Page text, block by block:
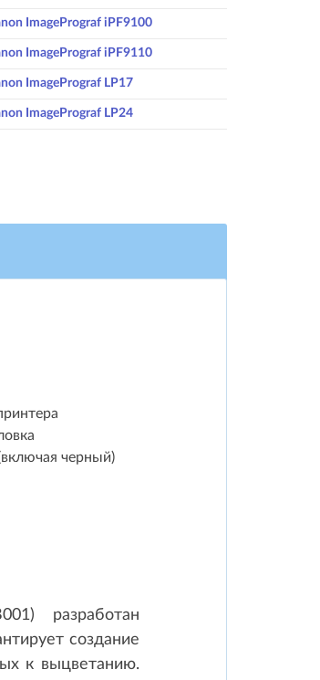
ImagePrograf iPF9100
ImagePrograf iPF9110
ImagePrograf LP17
ImagePrograf LP24
черный)
разработан
создание
к выцветанию.